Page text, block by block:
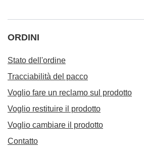
ORDINI
Stato dell'ordine
Tracciabilità del pacco
Voglio fare un reclamo sul prodotto
Voglio restituire il prodotto
Voglio cambiare il prodotto
Contatto